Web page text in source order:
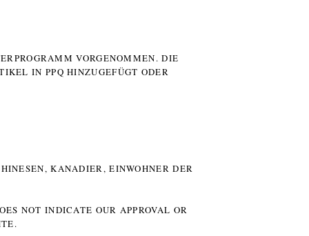
VORGENOMMEN. DIE
IN PPQ HINZUGEFÜGT ODER
KANADIER, EINWOHNER DER P
NOT INDICATE OUR APPROVAL OR